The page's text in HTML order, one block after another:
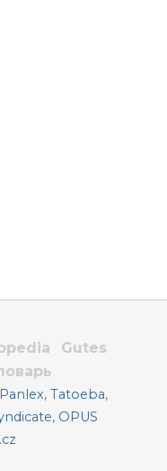
Gutes
Panlex,Tatoeba,
, OPUS